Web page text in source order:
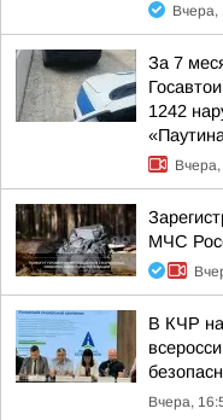
Вчера,
За 7
1242
МЧС
В КЧР
Вчера,